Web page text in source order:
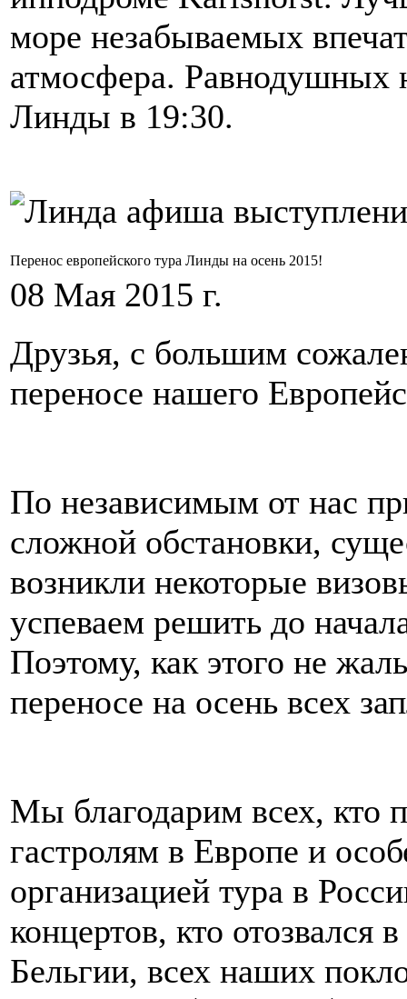
море незабываемых
атмосфера. Равнодушных
Линды в 19:30.
Перенос европейского тура Линды на осень 2015!
08 Мая 2015 г.
Друзья, с большим
переносе нашего
По независимым от нас
сложной обстановки,
возникли некоторые
успеваем решить до
Поэтому, как этого не
переносе на осень всех
Мы благодарим всех, кто
гастролям в Европе и
организацией тура в
концертов, кто
Бельгии, всех наших